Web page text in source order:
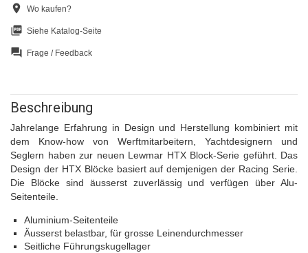
location_on Wo kaufen?
picture_as_pdf Siehe Katalog-Seite
question_answer Frage / Feedback
Beschreibung
Jahrelange Erfahrung in Design und Herstellung kombiniert mit
dem Know-how von Werftmitarbeitern, Yachtdesignern und
Seglern haben zur neuen Lewmar HTX Block-Serie geführt. Das
Design der HTX Blöcke basiert auf demjenigen der Racing Serie.
Die Blöcke sind äusserst zuverlässig und verfügen über Alu-
Seitenteile.
Aluminium-Seitenteile
Äusserst belastbar, für grosse Leinendurchmesser
Seitliche Führungskugellager